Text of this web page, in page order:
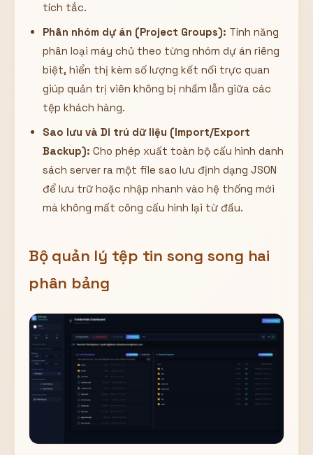
tích tắc.
Phân nhóm dự án (Project Groups): Tính năng
phân loại máy chủ theo từng nhóm dự án riêng
biệt, hiển thị kèm số lượng kết nối trực quan
giúp quản trị viên không bị nhầm lẫn giữa các
tệp khách hàng.
Sao lưu và Di trú dữ liệu (Import/Export
Backup): Cho phép xuất toàn bộ cấu hình danh
sách server ra một file sao lưu định dạng JSON
để lưu trữ hoặc nhập nhanh vào hệ thống mới
mà không mất công cấu hình lại từ đầu.
Bộ quản lý tệp tin song song hai
phân bảng